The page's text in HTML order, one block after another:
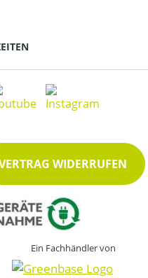
WIDERRUFEN
Ein Fachhändler von